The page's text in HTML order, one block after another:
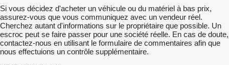
Si vous décidez d'acheter un véhicule ou du matériel à bas prix,
assurez-vous que vous communiquez avec un vendeur réel.
Cherchez autant d'informations sur le propriétaire que possible. Un
escroc peut se faire passer pour une société réelle. En cas de doute,
contactez-nous en utilisant le formulaire de commentaires afin que
nous effectuions un contrôle supplémentaire.